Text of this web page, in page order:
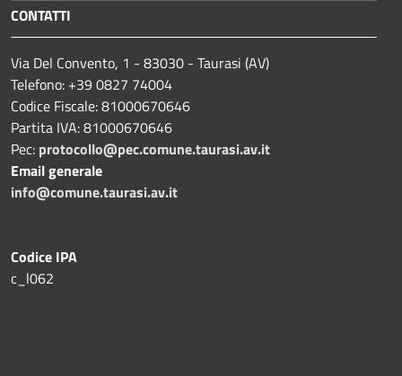
CONTATTI
Via Del Convento, 1 - 83030 - Taurasi (AV)
Telefono: +39 0827 74004
Codice Fiscale: 81000670646
Partita IVA: 81000670646
Pec: protocollo@pec.comune.taurasi.av.it
Email generale
info@comune.taurasi.av.it
Codice IPA
c_l062